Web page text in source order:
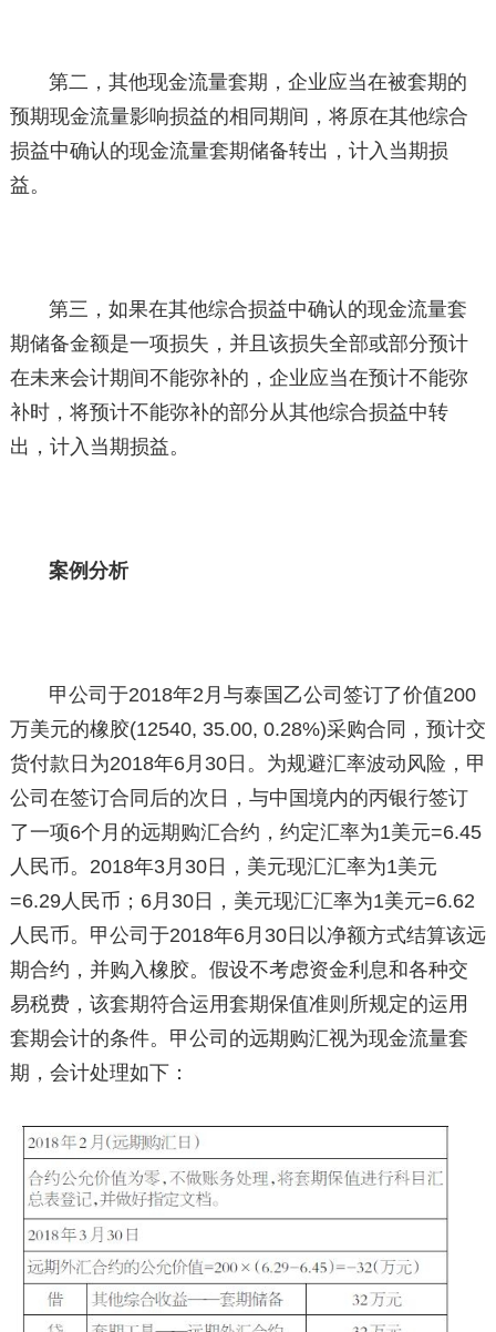
第二，其他现金流量套期，企业应当在被套期的
预期现金流量影响损益的相同期间，将原在其他综合
损益中确认的现金流量套期储备转出，计入当期损
益。
第三，如果在其他综合损益中确认的现金流量套
期储备金额是一项损失，并且该损失全部或部分预计
在未来会计期间不能弥补的，企业应当在预计不能弥
补时，将预计不能弥补的部分从其他综合损益中转
出，计入当期损益。
案例分析
甲公司于2018年2月与泰国乙公司签订了价值200
万美元的橡胶(12540, 35.00, 0.28%)采购合同，预计交
货付款日为2018年6月30日。为规避汇率波动风险，甲
公司在签订合同后的次日，与中国境内的丙银行签订
了一项6个月的远期购汇合约，约定汇率为1美元=6.45
人民币。2018年3月30日，美元现汇汇率为1美元
=6.29人民币；6月30日，美元现汇汇率为1美元=6.62
人民币。甲公司于2018年6月30日以净额方式结算该远
期合约，并购入橡胶。假设不考虑资金利息和各种交
易税费，该套期符合运用套期保值准则所规定的运用
套期会计的条件。甲公司的远期购汇视为现金流量套
期，会计处理如下：